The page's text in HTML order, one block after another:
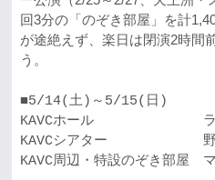
回3分の「のぞき部屋」を計
が途絶えず、楽日は閉演2時間
う。
■5/14(土)～5/15(日)
KAVCホール　　　　　　　　
KAVCシアター　　　　　　　
KAVC周辺・特設のぞき部屋　